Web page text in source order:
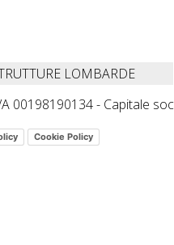
LOMBARDE
00198190134 - Capitale
Cookie Policy